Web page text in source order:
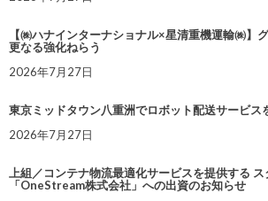
【㈱ハナインターナショナル×星清重機運輸㈱】
更なる強化ねらう
2026年7月27日
東京ミッドタウン八重洲でロボット配送サービス
2026年7月27日
上組／コンテナ物流最適化サービスを提供する
「OneStream株式会社」への出資のお知らせ